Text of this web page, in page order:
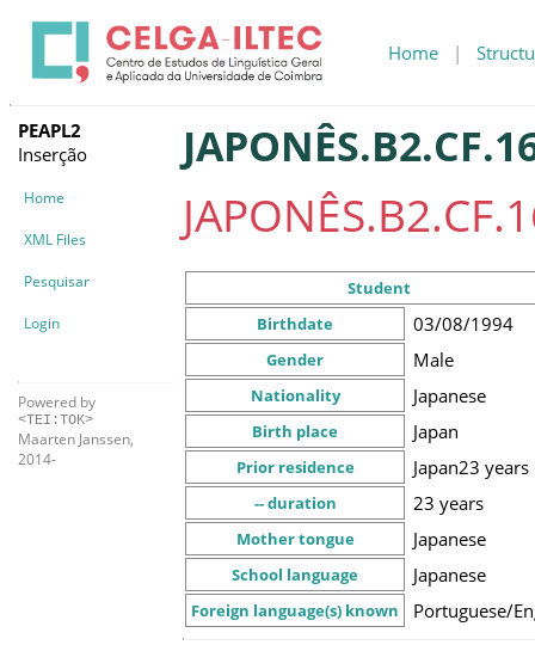
Home |
PEAPL2
Inserção
Home
XML Files
Pesquisar
Login
Powered by
<TEI:TOK>
Maarten Janssen,
2014-
Student
Birthdate
03/08/1994
Gender Male
Nationality Japanese
Birth place Japan
Prior residence Japan23 years
-- duration 23 years
Mother tongue Japanese
School language Japanese
Foreign language(s) known Portuguese/